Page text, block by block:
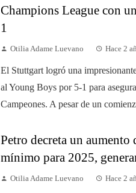
Champions League con
1
Otilia Adame Luevano Hace 2
El Stuttgart logró una
al Young Boys por 5-1 para
Campeones. A pesar de un
Petro decreta un
mínimo para 2025,
Otilia Adame Luevano Hace 2